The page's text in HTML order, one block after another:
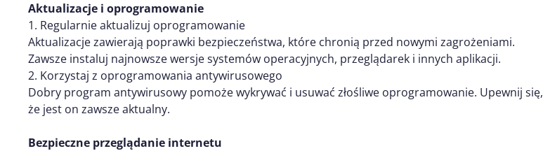
Aktualizacje i oprogramowanie
1. Regularnie aktualizuj oprogramowanie
Aktualizacje zawierają poprawki bezpieczeństwa, które chronią przed nowymi zagrożeniami.
Zawsze instaluj najnowsze wersje systemów operacyjnych, przeglądarek i innych aplikacji.
2. Korzystaj z oprogramowania antywirusowego
Dobry program antywirusowy pomoże wykrywać i usuwać złośliwe oprogramowanie. Upewnij się,
że jest on zawsze aktualny.
Bezpieczne przeglądanie internetu